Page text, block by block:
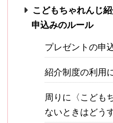
こどもちゃれんじ
申込みのルール
プレゼントの申
紹介制度の利用
周りに〈こども
ないときはどう